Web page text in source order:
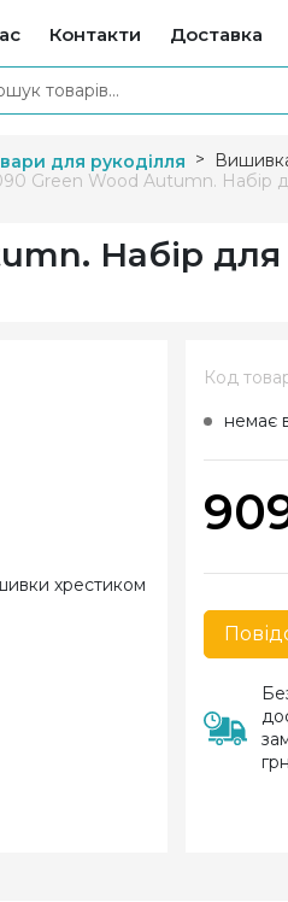
Контакти Доставка
для рукоділля
Green Wood Autumn. Набір
Набір
Код
немає